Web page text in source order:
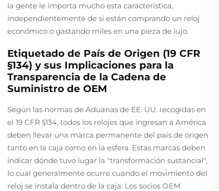
la gente le importa mucho esta característica,
independientemente de si están comprando un reloj
económico o gastando miles en una pieza de lujo.
Etiquetado de País de Origen (19 CFR
§134) y sus Implicaciones para la
Transparencia de la Cadena de
Suministro de OEM
Según las normas de Aduanas de EE. UU. recogidas en
el 19 CFR §134, todos los relojes que ingresan a América
deben llevar una marca permanente del país de origen
tanto en la caja como en la esfera. Estas marcas deben
indicar dónde tuvo lugar la "transformación sustancial",
lo cual generalmente ocurre cuando el movimiento del
reloj se instala dentro de la caja. Los socios OEM